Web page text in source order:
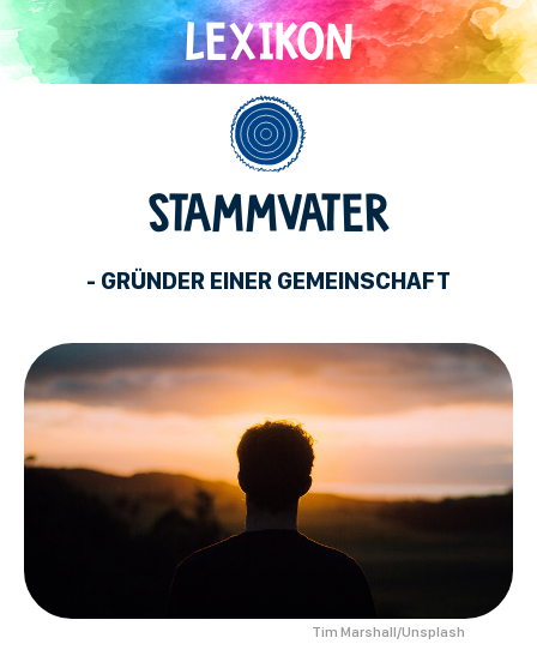
Direkt
zum
Inhalt
STAMMVATER
- GRÜNDER EINER GEMEINSCHAFT
Tim Marshall/Unsplash